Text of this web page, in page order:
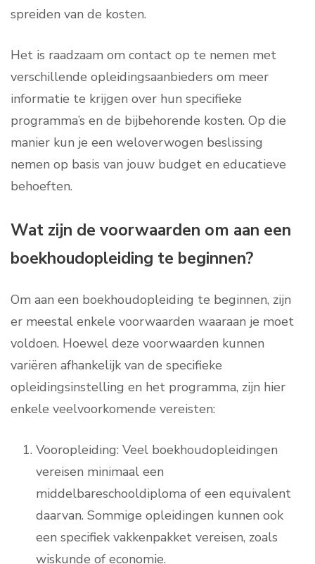
spreiden van de kosten.
Het is raadzaam om contact op te nemen met
verschillende opleidingsaanbieders om meer
informatie te krijgen over hun specifieke
programma’s en de bijbehorende kosten. Op die
manier kun je een weloverwogen beslissing
nemen op basis van jouw budget en educatieve
behoeften.
Wat zijn de voorwaarden om aan een
boekhoudopleiding te beginnen?
Om aan een boekhoudopleiding te beginnen, zijn
er meestal enkele voorwaarden waaraan je moet
voldoen. Hoewel deze voorwaarden kunnen
variëren afhankelijk van de specifieke
opleidingsinstelling en het programma, zijn hier
enkele veelvoorkomende vereisten:
Vooropleiding: Veel boekhoudopleidingen
vereisen minimaal een
middelbareschooldiploma of een equivalent
daarvan. Sommige opleidingen kunnen ook
een specifiek vakkenpakket vereisen, zoals
wiskunde of economie.